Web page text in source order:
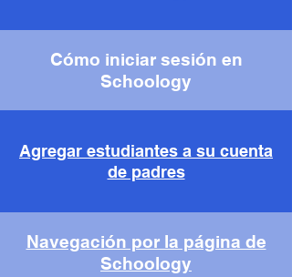
Cómo iniciar sesión en
Schoology
Agregar estudiantes a su cuenta
de padres
Navegación por la página de
Schoology